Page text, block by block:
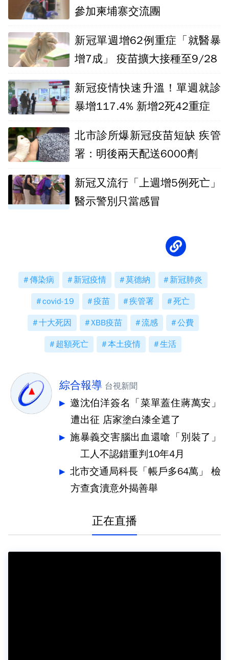
參加柬埔寨交流團
新冠單週增62例重症「就醫暴
增7成」 疫苗擴大接種至9/28
新冠疫情快速升溫！單週就診
暴增117.4% 新增2死42重症
北市診所爆新冠疫苗短缺 疾管
署：明後兩天配送6000劑
新冠又流行「上週增5例死亡」
醫示警別只當感冒
傳染病 新冠疫情 莫德納 新冠肺炎
covid-19 疫苗 疾管署 死亡
十大死因 XBB疫苗 流感 公費
超額死亡 本土疫情 生活
綜合報導 台視新聞
邀沈伯洋簽名「菜單蓋住蔣萬安」
遭出征 店家塗白漆全遮了
施暴義交害腦出血還嗆「別裝了」
工人不認錯重判10年4月
北市交通局科長「帳戶多64萬」 檢
方查貪瀆意外揭善舉
正在直播